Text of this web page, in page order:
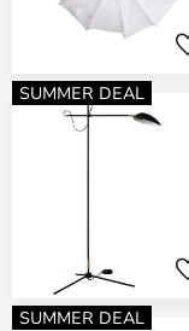
SUMMER DEAL
SUMMER DEAL